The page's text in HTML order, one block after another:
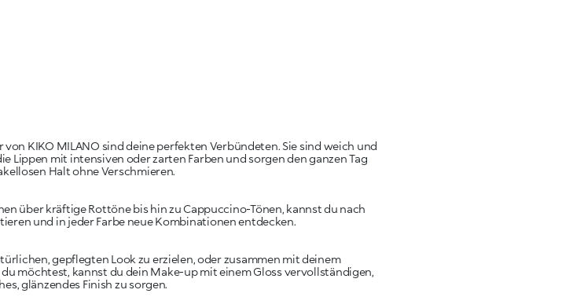
KIKO MILANO sind deine perfekten Verbündeten. Sie sind weich und
Lippen mit intensiven oder zarten Farben und sorgen den ganzen Tag
über kräftige Rottöne bis hin zu Cappuccino-Tönen, kannst du nach
und in jeder Farbe neue Kombinationen entdecken.
gepflegten Look zu erzielen, oder zusammen mit deinem
möchtest, kannst du dein Make-up mit einem Gloss vervollständigen,